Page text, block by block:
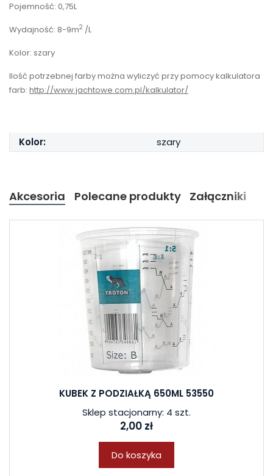
Pojemność: 0,75L
Wydajność: 8-9m2 /L
Kolor: szary
Ilość potrzebnej farby można wyliczyć przy pomocy kalkulatora
farb: http://www.jachtowe.com.pl/kalkulator/
Kolor: szary
Akcesoria Polecane produkty Załączniki
KUBEK Z PODZIAŁKĄ 650ML 53550
Sklep stacjonarny: 4 szt.
2,00 zł
Do koszyka